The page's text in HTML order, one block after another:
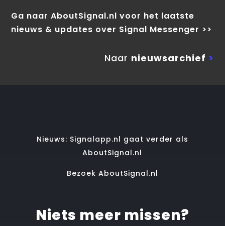
Ga naar AboutSignal.nl voor het laatste
nieuws & updates over Signal Messenger >>
Naar nieuwsarchief >
Nieuws: Signalapp.nl gaat verder als
AboutSignal.nl
Bezoek AboutSignal.nl
Niets meer missen?